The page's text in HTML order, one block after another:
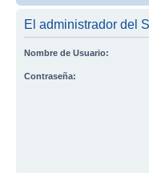
El administrador del
Nombre de Usuario:
Contraseña: